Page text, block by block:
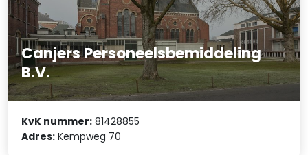
Canjers Personeelsbemiddeling
B.V.
KvK nummer: 81428855
Adres: Kempweg 70